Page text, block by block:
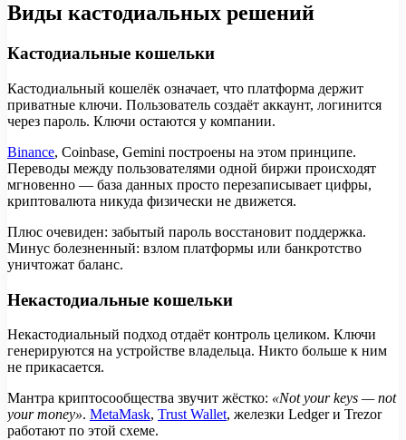
Виды кастодиальных решений
Кастодиальные кошельки
Кастодиальный кошелёк означает, что платформа держит
приватные ключи. Пользователь создаёт аккаунт, логинится
через пароль. Ключи остаются у компании.
Binance, Coinbase, Gemini построены на этом принципе.
Переводы между пользователями одной биржи происходят
мгновенно — база данных просто перезаписывает цифры,
криптовалюта никуда физически не движется.
Плюс очевиден: забытый пароль восстановит поддержка.
Минус болезненный: взлом платформы или банкротство
уничтожат баланс.
Некастодиальные кошельки
Некастодиальный подход отдаёт контроль целиком. Ключи
генерируются на устройстве владельца. Никто больше к ним
не прикасается.
Мантра криптосообщества звучит жёстко: «Not your keys — not
your money». MetaMask, Trust Wallet, железки Ledger и Trezor
работают по этой схеме.